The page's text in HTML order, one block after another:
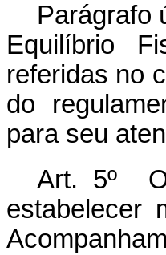
Parágrafo
Equilíbrio
referidas no
do
para seu
Art. 5º O
estabelecer